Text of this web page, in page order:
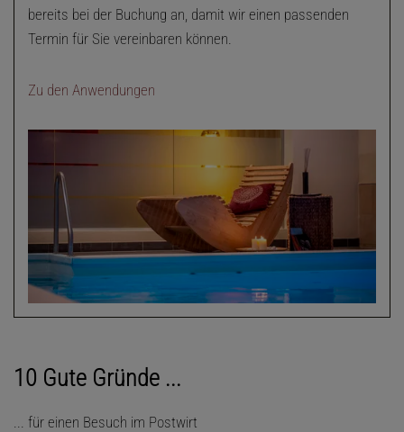
bereits bei der Buchung an, damit wir einen passenden
Termin für Sie vereinbaren können.
Zu den Anwendungen
10 Gute Gründe ...
... für einen Besuch im Postwirt